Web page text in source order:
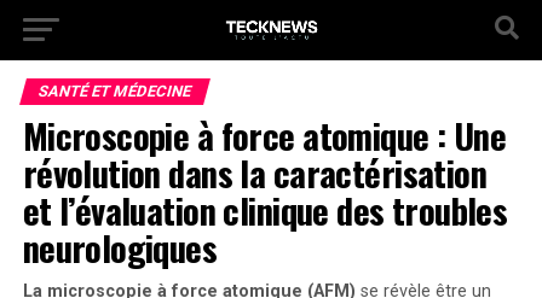
SANTÉ ET MÉDECINE
Microscopie à force atomique : Une
révolution dans la caractérisation
et l’évaluation clinique des troubles
neurologiques
La microscopie à force atomique (AFM) se révèle être un